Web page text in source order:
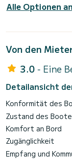
Alle Optionen
Von den
3.0 - Eine
Detailansicht
Konformität des
Zustand des
Komfort an Bord
Zugänglichkeit
Empfang und